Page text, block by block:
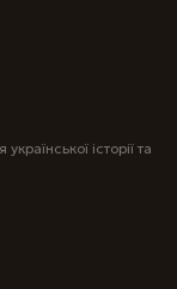
історії та